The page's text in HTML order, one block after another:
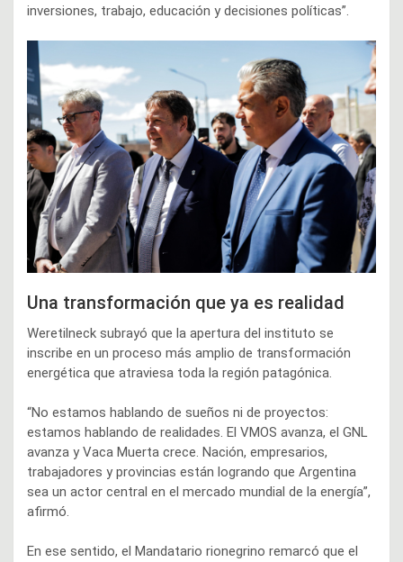
inversiones, trabajo, educación y decisiones políticas”.
Una transformación que ya es realidad
Weretilneck subrayó que la apertura del instituto se
inscribe en un proceso más amplio de transformación
energética que atraviesa toda la región patagónica.
“No estamos hablando de sueños ni de proyectos:
estamos hablando de realidades. El VMOS avanza, el GNL
avanza y Vaca Muerta crece. Nación, empresarios,
trabajadores y provincias están logrando que Argentina
sea un actor central en el mercado mundial de la energía”,
afirmó.
En ese sentido, el Mandatario rionegrino remarcó que el